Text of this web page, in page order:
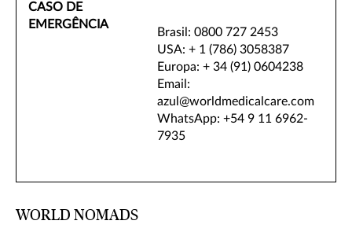
CASO DE
EMERGÊNCIA
Brasil: 0800 727 2453
USA: + 1 (786) 3058387
Europa: + 34 (91) 0604238
Email:
azul@worldmedicalcare.com
WhatsApp: ‎+54 9 11 6962-
7935
WORLD NOMADS